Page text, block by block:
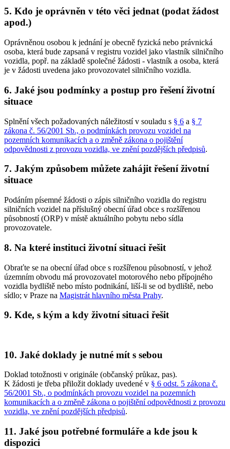
5. Kdo je oprávněn v této věci jednat (podat žádost
apod.)
Oprávněnou osobou k jednání je obecně fyzická nebo právnická
osoba, která bude zapsaná v registru vozidel jako vlastník silničního
vozidla, popř. na základě společné žádosti - vlastník a osoba, která
je v žádosti uvedena jako provozovatel silničního vozidla.
6. Jaké jsou podmínky a postup pro řešení životní
situace
Splnění všech požadovaných náležitostí v souladu s § 6 a § 7
zákona č. 56/2001 Sb., o podmínkách provozu vozidel na
pozemních komunikacích a o změně zákona o pojištění
odpovědnosti z provozu vozidla, ve znění pozdějších předpisů.
7. Jakým způsobem můžete zahájit řešení životní
situace
Podáním písemné žádosti o zápis silničního vozidla do registru
silničních vozidel na příslušný obecní úřad obce s rozšířenou
působností (ORP) v místě aktuálního pobytu nebo sídla
provozovatele.
8. Na které instituci životní situaci řešit
Obraťte se na obecní úřad obce s rozšířenou působností, v jehož
územním obvodu má provozovatel motorového nebo přípojného
vozidla bydliště nebo místo podnikání, liší-li se od bydliště, nebo
sídlo; v Praze na Magistrát hlavního města Prahy.
9. Kde, s kým a kdy životní situaci řešit
10. Jaké doklady je nutné mít s sebou
Doklad totožnosti v originále (občanský průkaz, pas).
K žádosti je třeba přiložit doklady uvedené v § 6 odst. 5 zákona č.
56/2001 Sb., o podmínkách provozu vozidel na pozemních
komunikacích a o změně zákona o pojištění odpovědnosti z provozu
vozidla, ve znění pozdějších předpisů.
11. Jaké jsou potřebné formuláře a kde jsou k
dispozici